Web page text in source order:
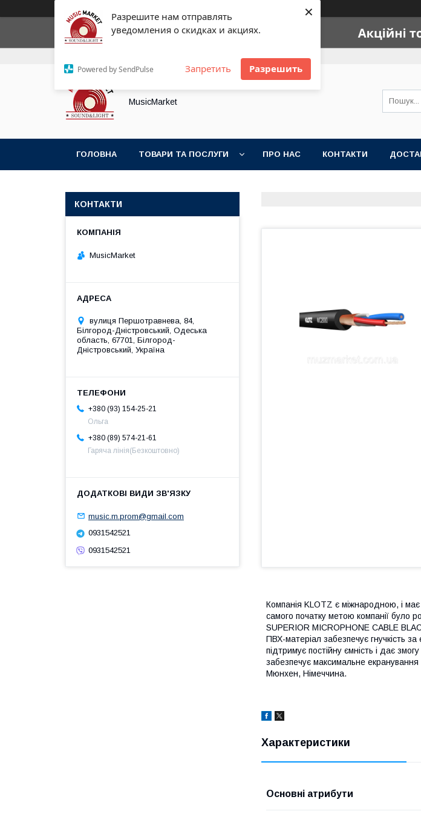
Разрешите нам отправлять
уведомления о скидках и акциях.
Powered by SendPulse Запретить Разрешить
×
MusicMarket
ГОЛОВНА ТОВАРИ ТА ПОСЛУГИ ПРО НАС КОНТАКТИ
Компанія KLOTZ є міжнародною, і має
самого початку метою компанії було
SUPERIOR MICROPHONE CABLE
ПВХ-матеріал забезпечує гнучкість
підтримує постійну ємність і дає
забезпечує максимальне екранування
Мюнхен, Німеччина.
Характеристики
Основні атрибути
КОНТАКТИ
MusicMarket
вулиця Першотравнева, 84,
Білгород-Дністровський, Одеська
область, 67701, Білгород-
Дністровський, Україна
+380 (93) 154-25-21
Ольга
+380 (89) 574-21-61
Гаряча лінія(Безкоштовно)
music.m.prom@gmail.com
0931542521
0931542521